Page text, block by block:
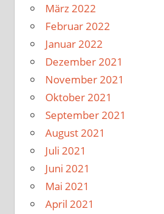
März 2022
Februar 2022
Januar 2022
Dezember 2021
November 2021
Oktober 2021
September 2021
August 2021
Juli 2021
Juni 2021
Mai 2021
April 2021